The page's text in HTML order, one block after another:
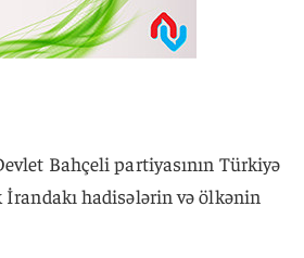
Bahçeli partiyasının Türkiyə
hadisələrin və ölkənin